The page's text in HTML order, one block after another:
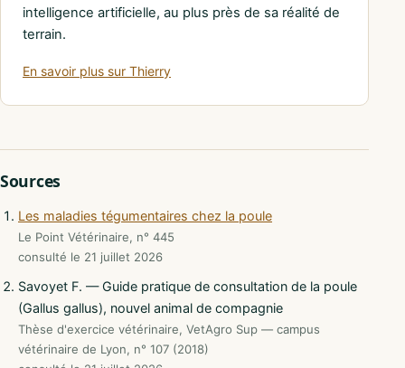
intelligence artificielle, au plus près de sa réalité de
terrain.
En savoir plus sur Thierry
Sources
Les maladies tégumentaires chez la poule
Le Point Vétérinaire, n° 445
consulté le 21 juillet 2026
Savoyet F. — Guide pratique de consultation de la poule
(Gallus gallus), nouvel animal de compagnie
Thèse d'exercice vétérinaire, VetAgro Sup — campus
vétérinaire de Lyon, n° 107 (2018)